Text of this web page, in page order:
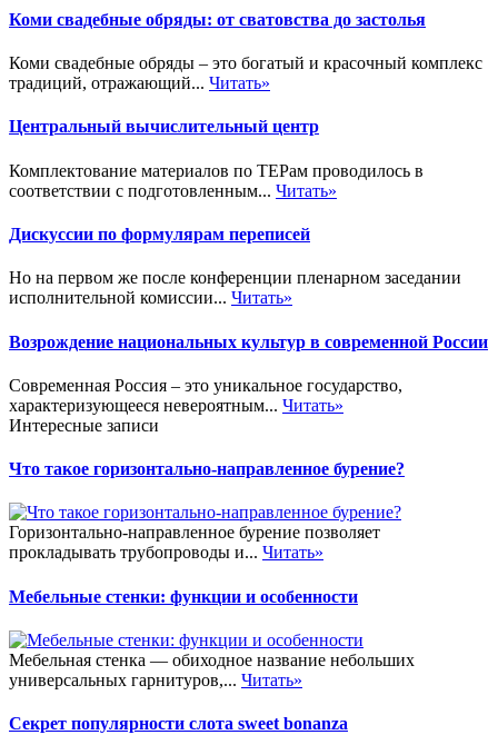
Коми свадебные обряды: от сватовства до застолья
Коми свадебные обряды – это богатый и красочный комплекс
традиций, отражающий... Читать»
Центральный вычислительный центр
Комплектование материалов по ТЕРам проводилось в
соответствии с подготовленным... Читать»
Дискуссии по формулярам переписей
Но на первом же после конференции пленарном заседании
исполнительной комиссии... Читать»
Возрождение национальных культур в современной России
Современная Россия – это уникальное государство,
характеризующееся невероятным... Читать»
Интересные записи
Что такое горизонтально-направленное бурение?
Горизонтально-направленное бурение позволяет
прокладывать трубопроводы и... Читать»
Мебельные стенки: функции и особенности
Мебельная стенка — обиходное название небольших
универсальных гарнитуров,... Читать»
Секрет популярности слота sweet bonanza